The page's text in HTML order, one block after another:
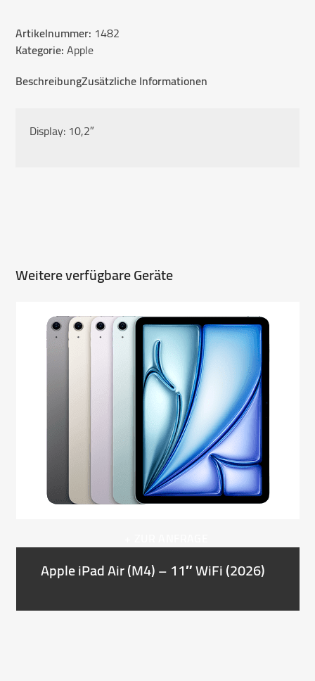
WiFi
(2021)
Menge
Artikelnummer: 1482
Kategorie:Apple
BeschreibungZusätzliche Informationen
Display: 10,2″
Weitere verfügbare Geräte
navigation
Apple iPad Air (M4) – 11″ WiFi (2026)